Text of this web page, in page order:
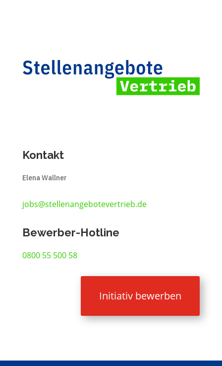
Kontakt
Elena Wallner
jobs@stellenangebotevertrieb.de
Bewerber-Hotline
0800 55 500 58
Initiativ bewerben